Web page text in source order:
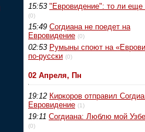
15:53 "Евровидение": то ли еще
(0)
15:49 Согдиана не поедет на
Евровидение (0)
02:53 Румыны споют на
по-русски (0)
02 Апреля, Пн
19:12 Киркоров отправил
Евровидение (1)
19:11 Согдиана: Люблю мой
(0)